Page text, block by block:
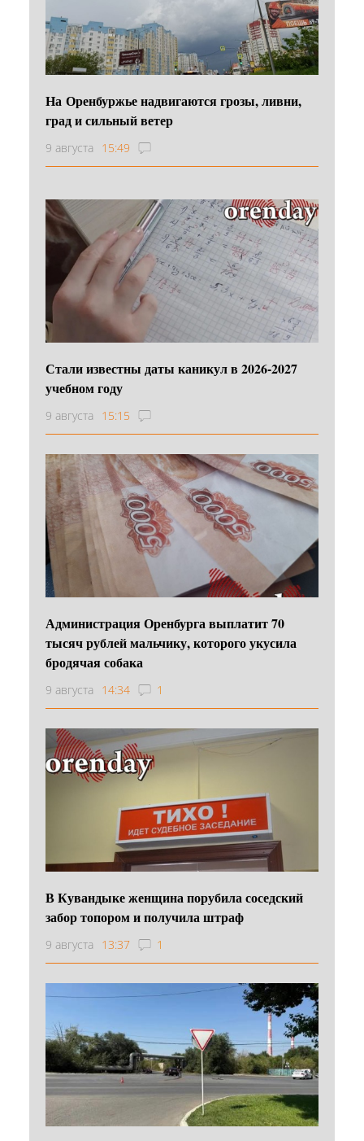
На Оренбуржье надвигаются грозы, ливни,
град и сильный ветер
9 августа 15:49
Стали известны даты каникул в 2026-2027
учебном году
9 августа 15:15
Администрация Оренбурга выплатит 70
тысяч рублей мальчику, которого укусила
бродячая собака
9 августа 14:34 1
В Кувандыке женщина порубила соседский
забор топором и получила штраф
9 августа 13:37 1